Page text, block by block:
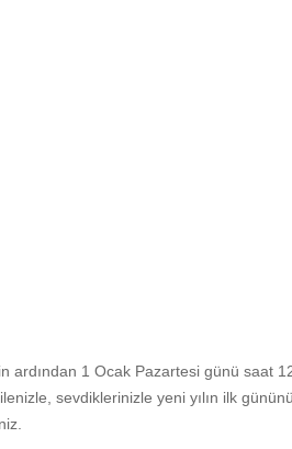
ardından 1 Ocak Pazartesi günü saat
sevdiklerinizle yeni yılın ilk